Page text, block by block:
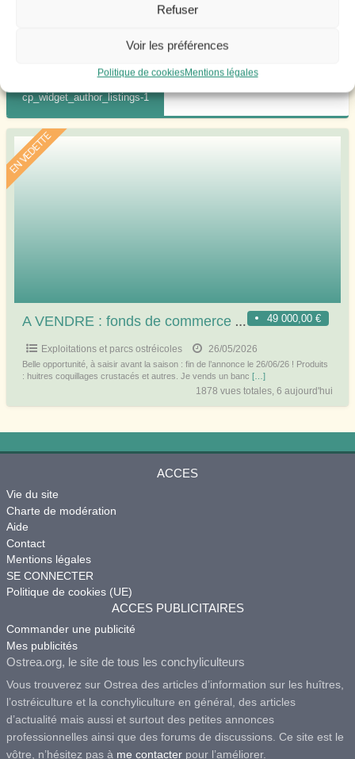
Refuser
Voir les préférences
Politique de cookiesMentions légales
Exploitations et parcs ostréicoles
cp_widget_author_listings-1
EN VEDETTE
49 000,00 €
A VENDRE : fonds de commerce de banc de marché, dans halles couvertes dans station balnéaire vendéenne de renom
Exploitations et parcs ostréicoles 26/05/2026
Belle opportunité, à saisir avant la saison : fin de l’annonce le 26/06/26 ! Produits
: huitres coquillages crustacés et autres. Je vends un banc […]
1878 vues totales, 6 aujourd'hui
ACCES
Vie du site
Charte de modération
Aide
Contact
Mentions légales
SE CONNECTER
Politique de cookies (UE)
ACCES PUBLICITAIRES
Commander une publicité
Mes publicités
Ostrea.org, le site de tous les conchyliculteurs
Vous trouverez sur Ostrea des articles d’information sur les huîtres,
l’ostréiculture et la conchyliculture en général, des articles
d’actualité mais aussi et surtout des petites annonces
professionnelles ainsi que des forums de discussions. Ce site est le
vôtre, n’hésitez pas à me contacter pour l’améliorer.